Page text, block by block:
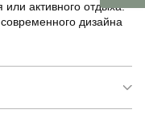
активного отдыха.
дизайна